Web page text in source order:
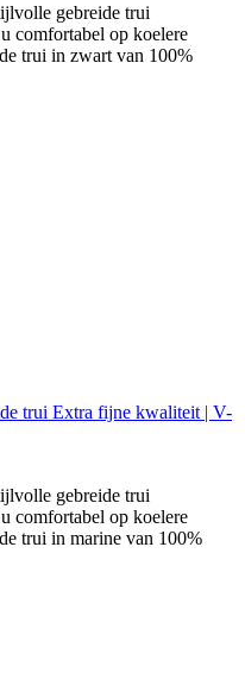
gebreide trui
comfortabel op koelere
trui in zwart van 100%
trui Extra fijne kwaliteit | V-
gebreide trui
comfortabel op koelere
trui in marine van 100%